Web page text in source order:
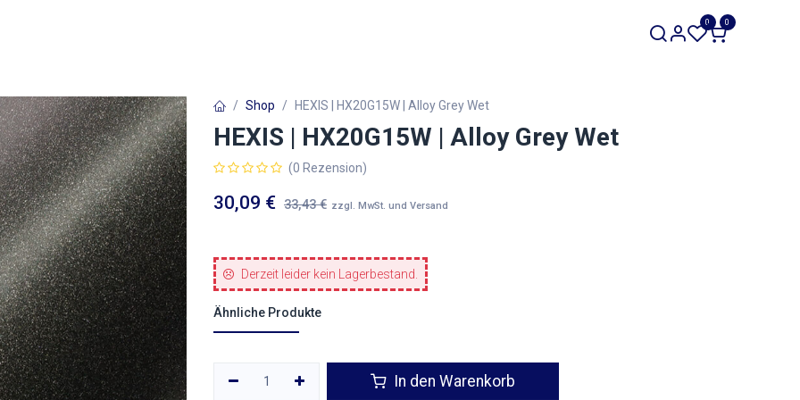
0 0
Shop HEXIS | HX20G15W | Alloy Grey Wet
HEXIS | HX20G15W | Alloy Grey Wet
(0 Rezension)
30,09 € 33,43€ zzgl. MwSt. und Versand
Derzeit leider kein Lagerbestand.
Ähnliche Produkte
In den Warenkorb